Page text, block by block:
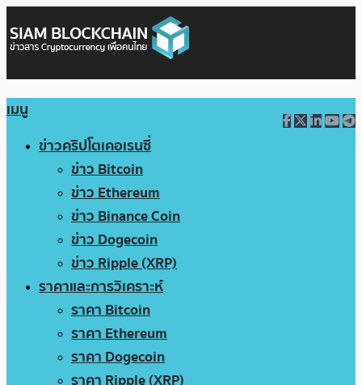
เมนู
ข่าวคริปโตเคอเรนซี่
ข่าว Bitcoin
ข่าว Ethereum
ข่าว Binance Coin
ข่าว Dogecoin
ข่าว Ripple (XRP)
ราคาและการวิเคราะห์
ราคา Bitcoin
ราคา Ethereum
ราคา Dogecoin